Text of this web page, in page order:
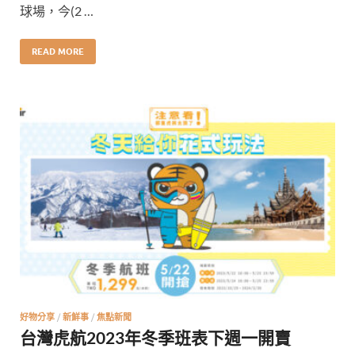
球場，今(2 …
READ MORE
好物分享 / 新鮮事 / 焦點新聞
台灣虎航2023年冬季班表下週一開賣